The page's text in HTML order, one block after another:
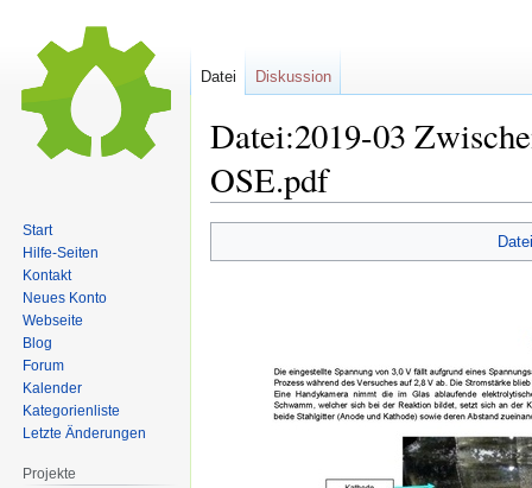
Datei:2019-03
OSE.pdf
Datei Diskussion
Start
Hilfe-Seiten
Kontakt
Neues Konto
Webseite
Blog
Forum
Kalender
Kategorienliste
Letzte Änderungen
Projekte